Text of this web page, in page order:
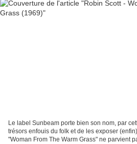
Le label Sunbeam porte bien son nom, par
trésors enfouis du folk et de les exposer
"Woman From The Warm Grass" ne parvient